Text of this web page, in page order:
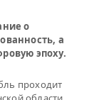
о
а
эпоху.
проходит